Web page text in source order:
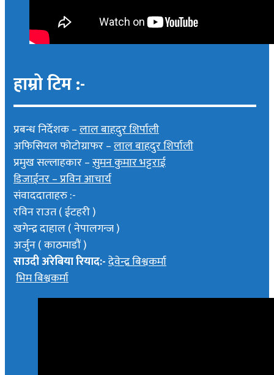
हाम्रो टिम :-
प्रबन्ध निर्देशक –लाल बाहदुर शिर्पाली
अफिसियल फोटोग्राफर –लाल बाहदुर शिर्पाली
प्रमुख सल्लाहकार –सुमन कुमार भट्टराई
डिजाईनर – प्रविन आचार्य
संवाददाताहरु :-
रविन राउत ( ईटहरी )
खगेन्द्र दाहाल ( नेपालगन्ज )
अर्जुन ( काठमाडौं )
साउदी अरेबिया रियाद:-देवेन्द्र बिश्वकर्मा
भिम बिश्वकर्मा